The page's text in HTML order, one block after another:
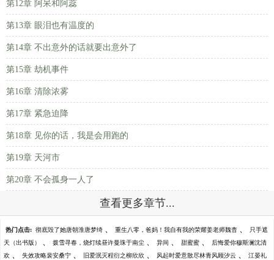
第12章 阿呆和阿蕊
第13章 眼泪也有温度的
第14章 不出意外的话就要出意外了
第15章 劫机事件
第16章 清除浓雾
第17章 紧急迫降
第18章 见你的话，我是会用跑的
第19章 天河市
第20章 不会孤身一人了
查看更多章节...
热门点击: 彻底毁了她唐朝淮唐梦绮 、 重生八零，爸妈！我自有我的荣耀姜老师魏杳 、 只手遮
天（出书版） 、 拨雪寻春，烧灯续昼许曼珠于南尘 、 异间 、 甜蜜蜜 、 后悔爱你穆斯澜沈清
欢 、 失效攻略裴安桑宁 、 旧爱泯灭程衍之柳欣欣 、 风起时爱意散尽林青风顾汐云 、 江晏礼